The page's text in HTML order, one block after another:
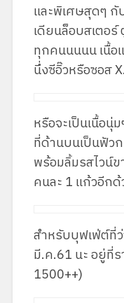
และพิเศษสุดๆ กั
เดียนล็อบสเตอร์
ทุกคนนนนน เนื้อ
นึ่งซีอิ๊วหรือซอส
หรือจะเป็นเนื้อนุ่
ที่ด้านบนเป็นฟัว
พร้อมลิ้มรสไวน์ข
คนละ 1 แก้วอีก
สำหรับบุฟเฟ่ต์ที่
มี.ค.61 นะ อยู่ที่
1500++)